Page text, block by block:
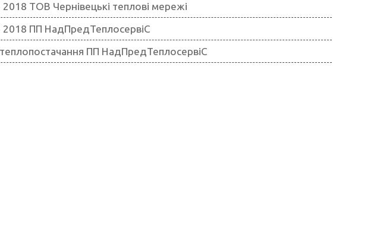
TOB Чернівецькі теплові мережі
2018 ПП НадПредТеплосервіС
ПП НадПредТеплосервіС